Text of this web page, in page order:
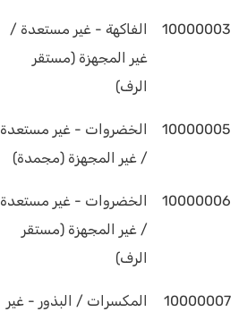
10000003
الفاكهة - غير مستعدة /
غير المجهزة (مستقر
الرف)
10000005
الخضروات - غير مستعدة
/ غير المجهزة (مجمدة)
10000006
الخضروات - غير مستعدة
/ غير المجهزة (مستقر
الرف)
10000007
المكسرات / البذور - غير